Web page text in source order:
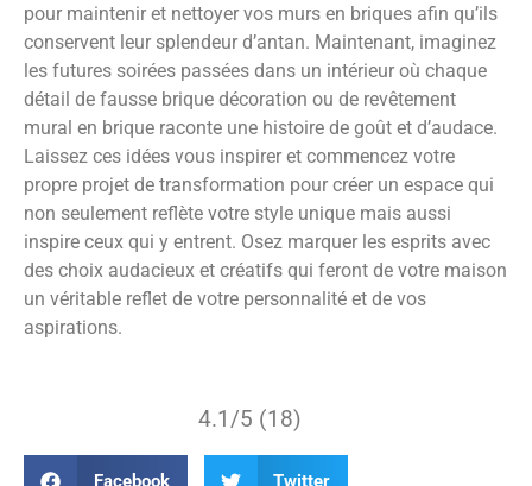
pour maintenir et nettoyer vos murs en briques afin qu’ils
conservent leur splendeur d’antan. Maintenant, imaginez
les futures soirées passées dans un intérieur où chaque
détail de fausse brique décoration ou de revêtement
mural en brique raconte une histoire de goût et d’audace.
Laissez ces idées vous inspirer et commencez votre
propre projet de transformation pour créer un espace qui
non seulement reflète votre style unique mais aussi
inspire ceux qui y entrent. Osez marquer les esprits avec
des choix audacieux et créatifs qui feront de votre maison
un véritable reflet de votre personnalité et de vos
aspirations.
4.1/5 (18)
Facebook Twitter